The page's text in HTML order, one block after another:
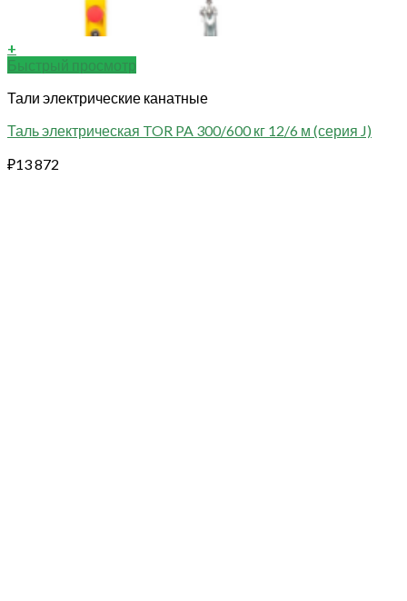
+
Быстрый просмотр
Тали электрические канатные
Таль электрическая TOR PA 300/600 кг 12/6 м (серия J)
₽13 872